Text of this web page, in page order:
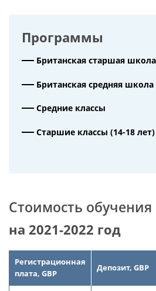
Программы
Британская старшая
Британская средняя школа
Средние классы
Старшие классы (14-18 лет)
Стоимость обучения
на 2021-2022 год
Регистрационная
плата, GBP
Депозит, GBP